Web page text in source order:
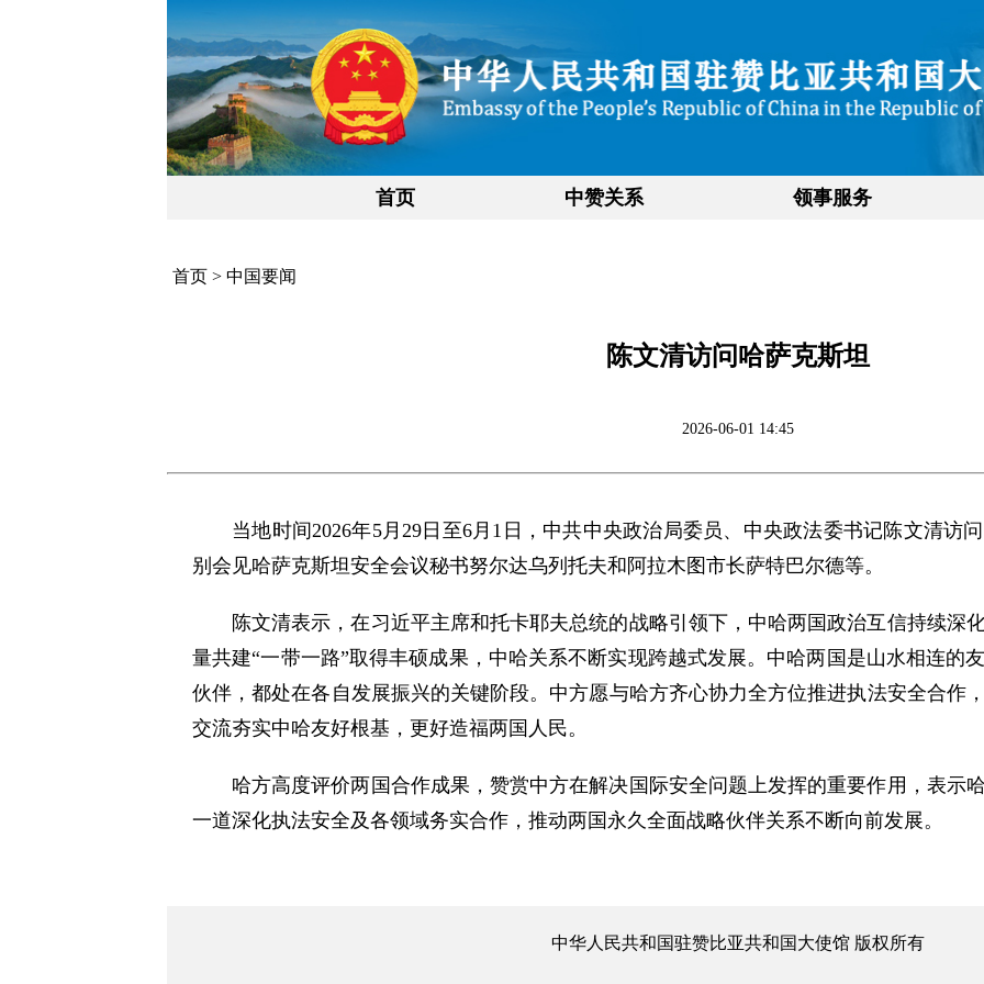
首页 中赞关系 领事服务
首页 > 中国要闻
陈文清访问哈萨克斯坦
2026-06-01 14:45
当地时间2026年5月29日至6月1日，中共中央政治局委员、中央政法委书记陈文清访
别会见哈萨克斯坦安全会议秘书努尔达乌列托夫和阿拉木图市长萨特巴尔德等。
陈文清表示，在习近平主席和托卡耶夫总统的战略引领下，中哈两国政治互信持续深
量共建“一带一路”取得丰硕成果，中哈关系不断实现跨越式发展。中哈两国是山水相连的
伙伴，都处在各自发展振兴的关键阶段。中方愿与哈方齐心协力全方位推进执法安全合作
交流夯实中哈友好根基，更好造福两国人民。
哈方高度评价两国合作成果，赞赏中方在解决国际安全问题上发挥的重要作用，表示
一道深化执法安全及各领域务实合作，推动两国永久全面战略伙伴关系不断向前发展。
中华人民共和国驻赞比亚共和国大使馆 版权所有